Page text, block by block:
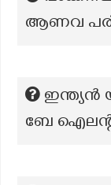
ആണവ
ഇന്ത്യൻ
ബേ